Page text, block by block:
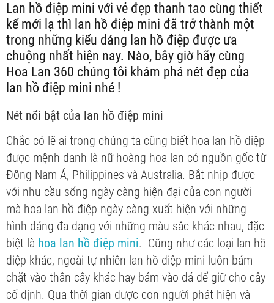
Lan hồ điệp mini với vẻ đẹp thanh tao cùng thiết
kế mới lạ thì lan hồ điệp mini đã trở thành một
trong những kiểu dáng lan hồ điệp được ưa
chuộng nhất hiện nay. Nào, bây giờ hãy cùng
Hoa Lan 360 chúng tôi khám phá nét đẹp của
lan hồ điệp mini nhé !
Nét nổi bật của lan hồ điệp mini
Chắc có lẽ ai trong chúng ta cũng biết hoa lan hồ điệp
được mệnh danh là nữ hoàng hoa lan có nguồn gốc từ
Đông Nam Á, Philippines và Australia. Bắt nhịp được
với nhu cầu sống ngày càng hiện đại của con người
mà hoa lan hồ điệp ngày càng xuất hiện với những
hình dáng đa dạng với những màu sắc khác nhau, đặc
biệt là hoa lan hồ điệp mini. Cũng như các loại lan hồ
điệp khác, ngoài tự nhiên lan hồ điệp mini luôn bám
chặt vào thân cây khác hay bám vào đá để giữ cho cây
cố định. Qua thời gian được con người phát hiện và